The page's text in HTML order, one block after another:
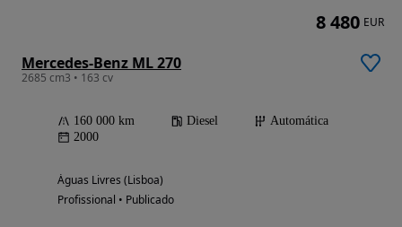
Mercedes-Benz ML 270
2685 cm3 • 163 cv
160 000 km Diesel
Automática
2000
Águas Livres (Lisboa)
Profissional • Publicado
8 480 EUR